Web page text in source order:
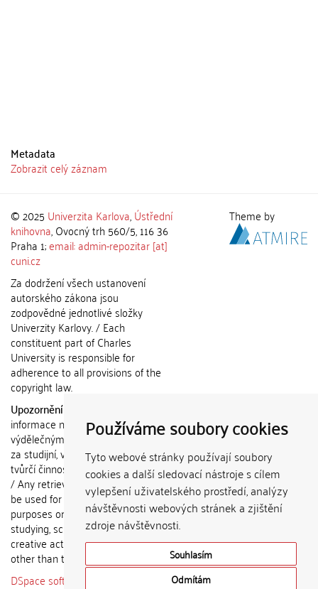
Používáme soubory cookies
Tyto webové stránky používají soubory
cookies a další sledovací nástroje s cílem
vylepšení uživatelského prostředí, analýzy
návštěvnosti webových stránek a zjištění
zdroje návštěvnosti.
Souhlasím
Odmítám
Metadata
Zobrazit celý záznam
© 2025 Univerzita Karlova,Ústřední
knihovna, Ovocný trh 560/5, 116 36
Praha 1;email: admin-repozitar [at]
cuni.cz
Za dodržení všech ustanovení
autorského zákona jsou
zodpovědné jednotlivé složky
Univerzity Karlovy. / Each
constituent part of Charles
University is responsible for
adherence to all provisions of the
copyright law.
Upozornění / Notice:
informace nemohou být použity k
výdělečným účelům nebo vydávány
za studijní, vědeckou nebo jinou
tvůrčí činnost jiné osoby než autora.
/ Any retrieved information shall not
be used for any commercial
purposes or claimed as results of
studying, scientific or any other
creative activities of any person
other than the author.
DSpace software
copyright © 2002-
Theme by